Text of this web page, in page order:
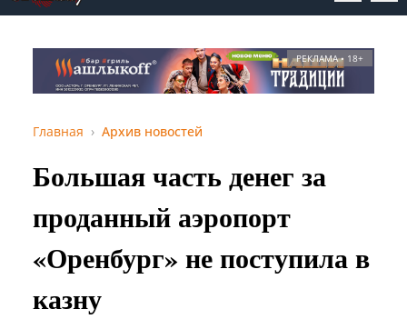
РЕКЛАМА • 18+
Главная Архив новостей
Большая часть денег за
проданный аэропорт
«Оренбург» не поступила в
казну